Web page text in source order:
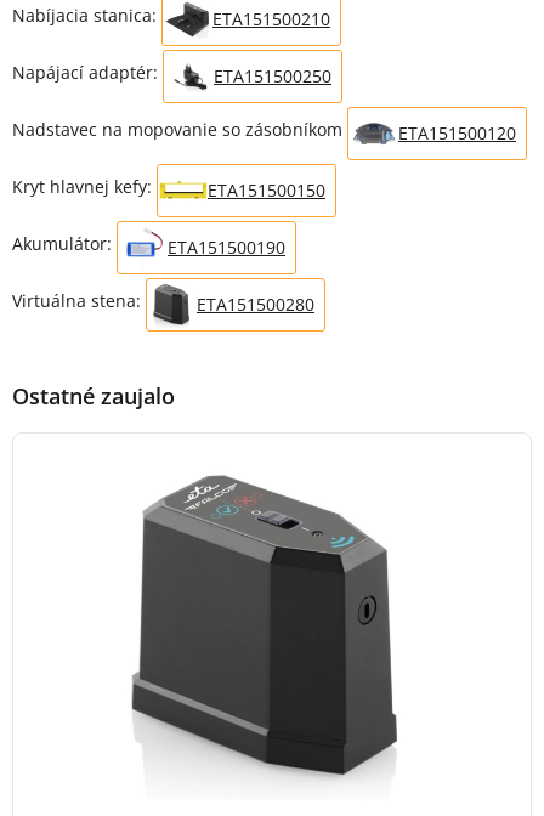
Nabíjacia stanica: ETA151500210
Napájací adaptér: ETA151500250
Nadstavec na mopovanie so zásobníkom ETA151500120
Kryt hlavnej kefy: ETA151500150
Akumulátor: ETA151500190
Virtuálna stena: ETA151500280
Ostatné zaujalo